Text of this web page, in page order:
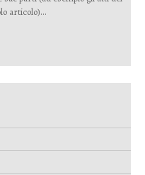
articolo)...